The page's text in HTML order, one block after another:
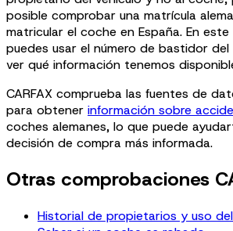
posible comprobar una matrícula
matricular el coche en España. En
puedes usar el número de bastidor
ver qué información tenemos
CARFAX comprueba las fuentes de
para obtener información sobre
coches alemanes, lo que puede
decisión de compra más informada.
Otras comprobaciones
Historial de propietarios y uso